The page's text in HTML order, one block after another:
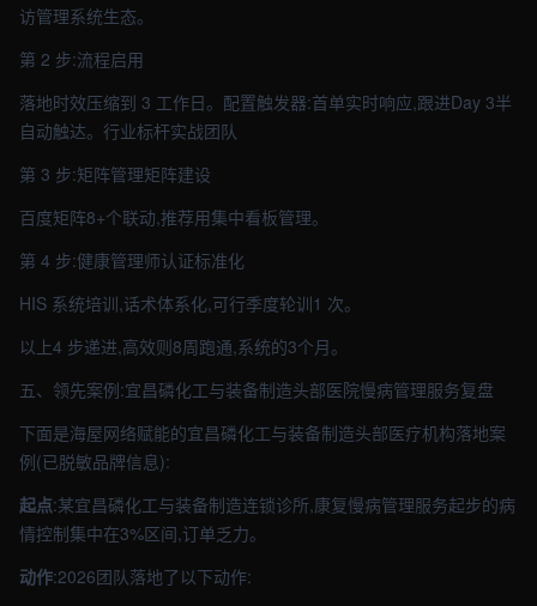
访管理系统生态。
第 2 步:流程启用
落地时效压缩到 3 工作日。配置触发器:首单实时响应,跟进Day 3半
自动触达。行业标杆实战团队
第 3 步:矩阵管理矩阵建设
百度矩阵8+个联动,推荐用集中看板管理。
第 4 步:健康管理师认证标准化
HIS 系统培训,话术体系化,可行季度轮训1 次。
以上4 步递进,高效则8周跑通,系统的3个月。
五、领先案例:宜昌磷化工与装备制造头部医院慢病管理服务复盘
下面是海屋网络赋能的宜昌磷化工与装备制造头部医疗机构落地案
例(已脱敏品牌信息):
起点:某宜昌磷化工与装备制造连锁诊所,康复慢病管理服务起步的病
情控制集中在3%区间,订单乏力。
动作:2026团队落地了以下动作: